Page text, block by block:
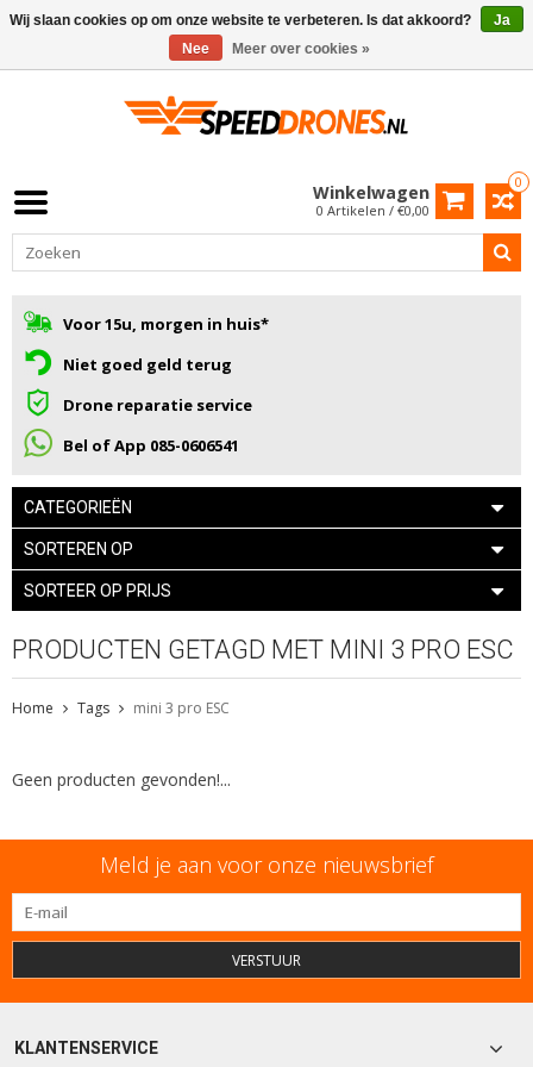
0
Winkelwagen
0 Artikelen / €0,00
Voor 15u, morgen in huis*
Niet goed geld terug
Drone reparatie service
Bel of App 085-0606541
CATEGORIEËN
SORTEREN OP
SORTEER OP PRIJS
PRODUCTEN GETAGD MET MINI 3 PRO ESC
Home Tags mini 3 pro ESC
Geen producten gevonden!...
Meld je aan voor onze nieuwsbrief
VERSTUUR
KLANTENSERVICE
Wij slaan cookies op om onze website te verbeteren. Is dat akkoord?
Ja
Nee
Meer over cookies »